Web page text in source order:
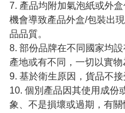
7. 產品均附加氣泡紙或外
機會導致產品外盒/包裝出
品品質。
8. 部份品牌在不同國家均
產地或有不同，一切以實物
9. 基於衛生原因，貨品不接
10. 個別產品因其使用成份
象、不是損壞或過期，有